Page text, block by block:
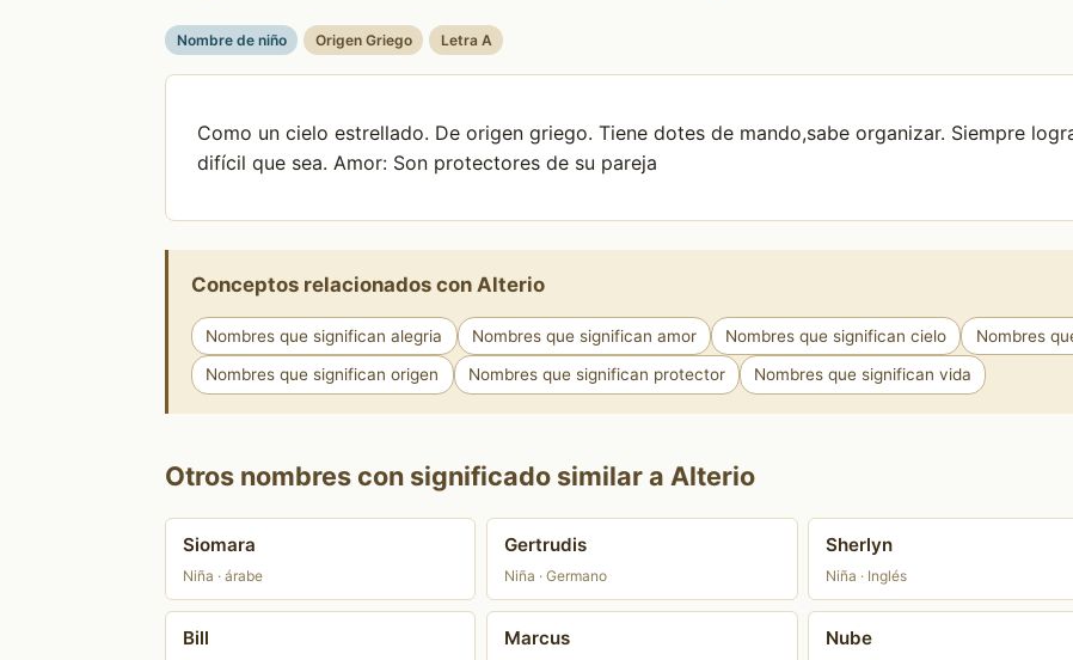
Nombre de niño Origen Griego Letra A
Como un cielo estrellado. De origen griego. Tiene dotes de mando,sabe organizar. Siempre
difícil que sea. Amor: Son protectores de su pareja
Conceptos relacionados con Alterio
Nombres que significan alegria Nombres que significan amor Nombres que significan cielo Nombres
Nombres que significan origen Nombres que significan protector Nombres que significan vida
Otros nombres con significado similar a Alterio
Siomara
Niña · árabe
Gertrudis
Niña · Germano
Sherlyn
Niña · Inglés
Bill Marcus Nube